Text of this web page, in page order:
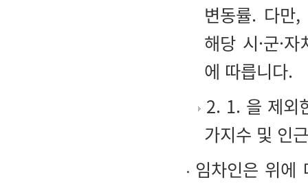
변동률. 다만,
해당 시·군·
에 따릅니다.
2. 1. 을 제외
가지수 및 인
임차인은 위에